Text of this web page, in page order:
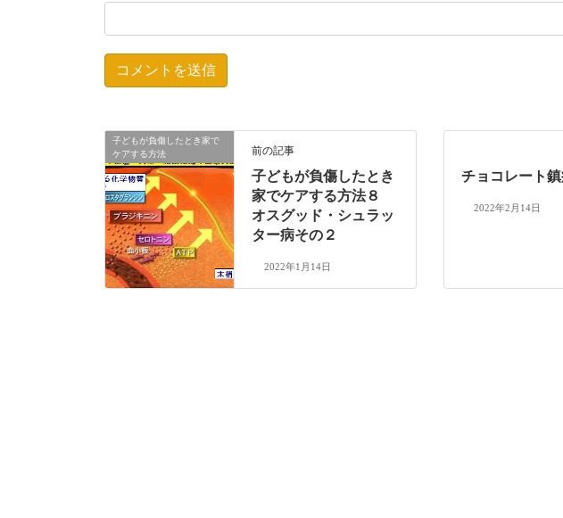
子どもが負傷したとき家で
ケアする方法
前の記事
子どもが負傷したとき
家でケアする方法８
オスグッド・シュラッ
ター病その２
2022年1月14日
チョコレート
2022年2月14日